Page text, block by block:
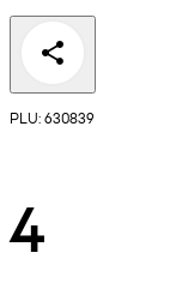
PLU: 630839
4